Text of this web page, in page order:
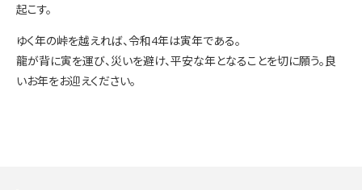
起こす。
ゆく年の峠を越えれば、令和4年は寅年である。
龍が背に寅を運び、災いを避け、平安な年となることを切に願う。良
いお年をお迎えください。